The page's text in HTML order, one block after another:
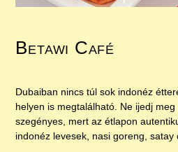
Betawi Café
Dubaiban nincs túl sok indonéz
helyen is megtalálható. Ne ijedj
szegényes, mert az étlapon
indonéz levesek, nasi goreng, satay